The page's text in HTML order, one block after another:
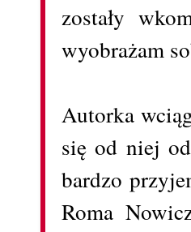
zostały
wyobrażam
Autorka
się od niej
bardzo
Roma